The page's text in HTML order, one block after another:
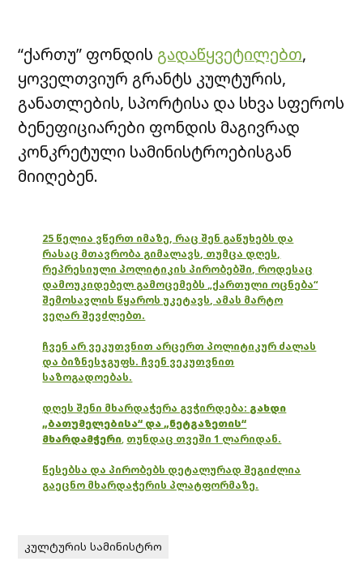
“ქართუ” ფონდის გადაწყვეტილებთ,
ყოველთვიურ გრანტს კულტურის,
განათლების, სპორტისა და სხვა სფეროს
ბენეფიციარები ფონდის მაგივრად
კონკრეტული სამინისტროებისგან
მიიღებენ.
25 წელია ვწერთ იმაზე, რაც შენ გაწუხებს და
რასაც მთავრობა გიმალავს, თუმცა დღეს,
რეპრესიული პოლიტიკის პირობებში, როდესაც
დამოუკიდებელ გამოცემებს „ქართული ოცნება“
შემოსავლის წყაროს უკეტავს, ამას მარტო
ვეღარ შევძლებთ.
ჩვენ არ ვეკუთვნით არცერთ პოლიტიკურ ძალას
და ბიზნესჯგუფს. ჩვენ ვეკუთვნით
საზოგადოებას.
დღეს შენი მხარდაჭერა გვჭირდება: გახდი
„ბათუმელებისა“ და „ნეტგაზეთის“
მხარდამჭერი, თუნდაც თვეში 1 ლარიდან.
წესებსა და პირობებს დეტალურად შეგიძლია
გაეცნო მხარდაჭერის პლატფორმაზე.
კულტურის სამინისტრო